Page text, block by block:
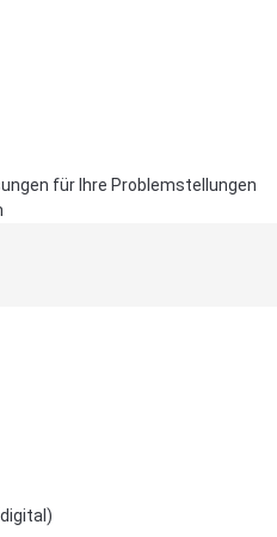
für Ihre Problemstellungen